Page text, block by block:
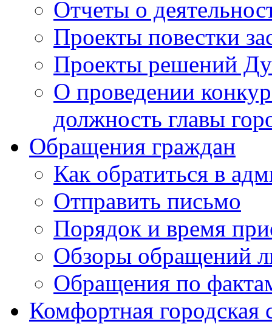
Отчеты о
Проекты повестки
Проекты решений
О проведении
должность главы
Обращения граждан
Как обратиться в
Отправить письмо
Порядок и время
Обзоры обращений
Обращения по
Комфортная городская